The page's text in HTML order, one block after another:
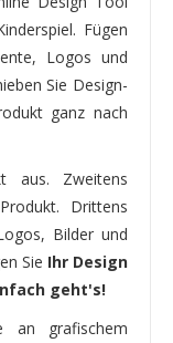
Fügen
Logos und
Sie Design-
ganz nach
aus. Zweitens
Drittens
Bilder und
Sie Ihr Design
geht's!
an grafischem